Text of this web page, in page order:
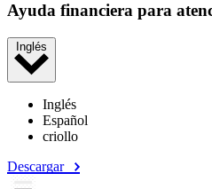
Ayuda financiera para
Inglés
Inglés
Español
criollo
Descargar